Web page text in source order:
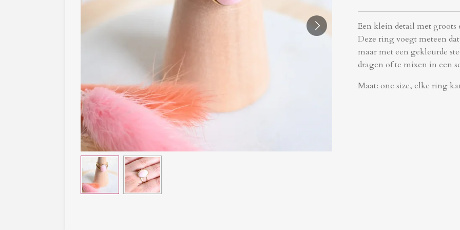
Een klein detail met groots
Deze ring voegt meteen
maar met een gekleurde
dragen of te mixen in een
Maat: one size, elke ring